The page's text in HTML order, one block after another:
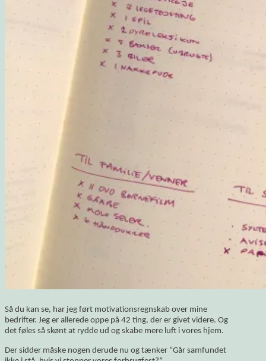
Så du kan se, har jeg ført motivationsregnskab over mine
bedrifter. Jeg er allerede oppe på 42 ting, der er givet videre. Og
det føles så skønt at rydde ud og skabe mere luft i vores hjem.
Der sidder måske nogen derude nu og tænker “Går samfundet